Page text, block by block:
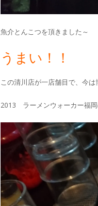
魚介とんこつを頂きました～
うまい！！
この清川店が一店舗目で、今
2013 ラーメンウォーカー福